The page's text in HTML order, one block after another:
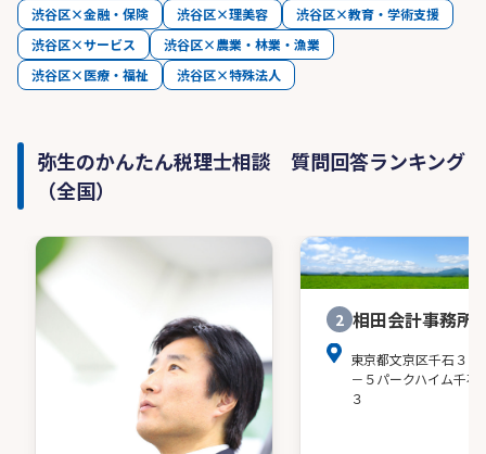
渋谷区×金融・保険
渋谷区×理美容
渋谷区×教育・学術支援
渋谷区×サービス
渋谷区×農業・林業・漁業
渋谷区×医療・福祉
渋谷区×特殊法人
弥生のかんたん税理士相談 質問回答ランキング
（全国）
2 相田会計事務所
東京都文京区千石３－
－５パークハイム千石
３